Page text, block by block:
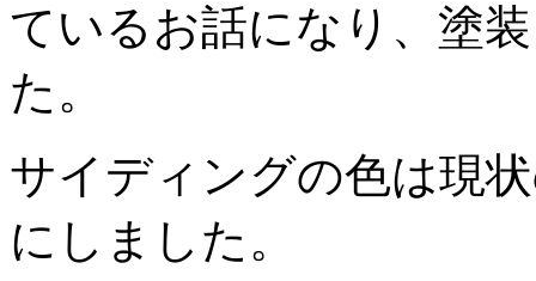
ているお話になり、塗
た。
サイディングの色は現
にしました。